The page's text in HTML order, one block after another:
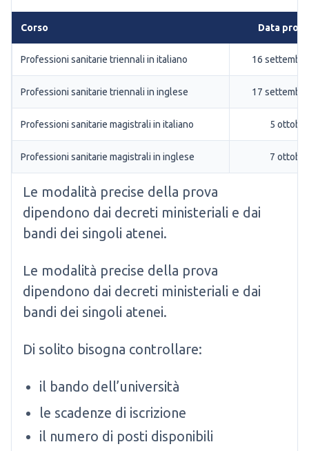
Corso Data
Professioni sanitarie triennali in italiano 16
Professioni sanitarie triennali in inglese 17
Professioni sanitarie magistrali in italiano 5
Professioni sanitarie magistrali in inglese 7
Le modalità precise della prova
dipendono dai decreti ministeriali e dai
bandi dei singoli atenei.
Le modalità precise della prova
dipendono dai decreti ministeriali e dai
bandi dei singoli atenei.
Di solito bisogna controllare:
il bando dell’università
le scadenze di iscrizione
il numero di posti disponibili